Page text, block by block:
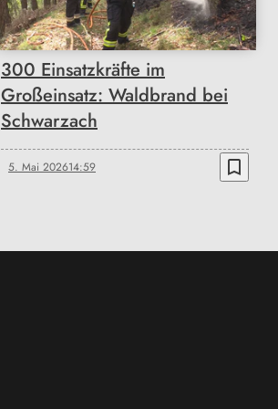
300 Einsatzkräfte im
Großeinsatz: Waldbrand bei
Schwarzach
5. Mai 202614:59 bookmark_border